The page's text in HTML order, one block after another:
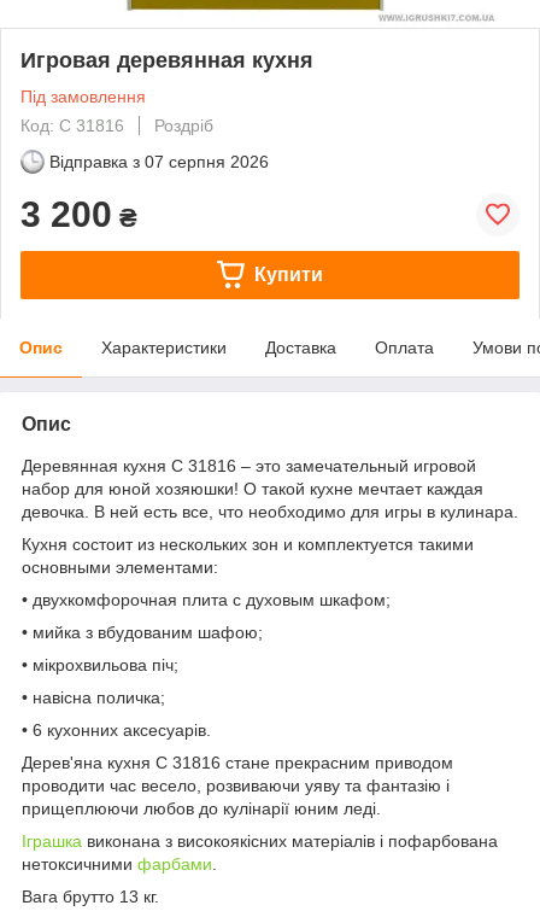
Игровая деревянная кухня
Під замовлення
Код: С 31816
Роздріб
Відправка з 07 серпня 2026
3 200 ₴
Купити
Опис Характеристики Доставка Оплата Умови
Опис
Деревянная кухня C 31816 – это замечательный игровой
набор для юной хозяюшки! О такой кухне мечтает каждая
девочка. В ней есть все, что необходимо для игры в кулинара.
Кухня состоит из нескольких зон и комплектуется такими
основными элементами:
• двухкомфорочная плита с духовым шкафом;
• мийка з вбудованим шафою;
• мікрохвильова піч;
• навісна поличка;
• 6 кухонних аксесуарів.
Дерев'яна кухня C 31816 стане прекрасним приводом
проводити час весело, розвиваючи уяву та фантазію і
прищеплюючи любов до кулінарії юним леді.
Іграшка виконана з високоякісних матеріалів і пофарбована
нетоксичними фарбами
Вага брутто 13 кг.